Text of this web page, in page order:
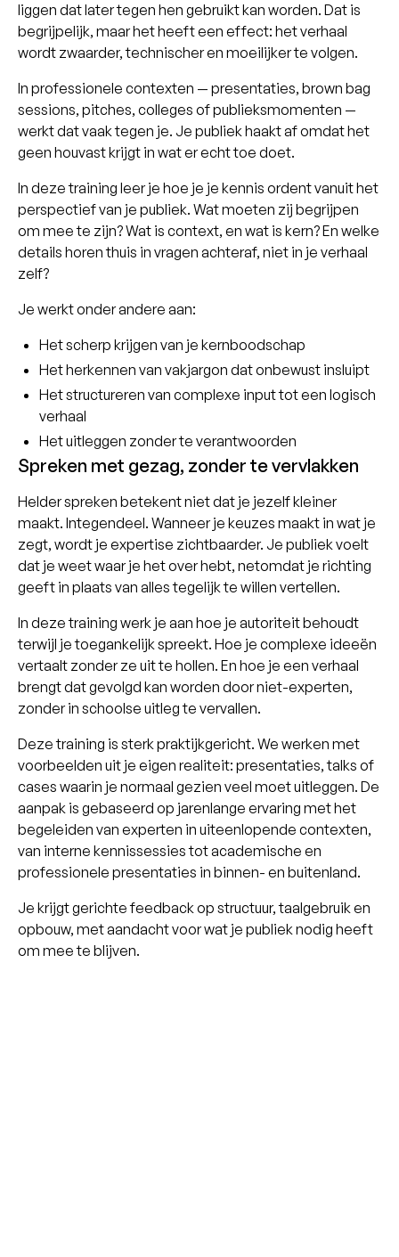
liggen dat later tegen hen gebruikt kan worden. Dat is
begrijpelijk, maar het heeft een effect: het verhaal
wordt zwaarder, technischer en moeilijker te volgen.
In professionele contexten — presentaties, brown bag
sessions, pitches, colleges of publieksmomenten —
werkt dat vaak tegen je. Je publiek haakt af omdat het
geen houvast krijgt in wat er echt toe doet.
In deze training leer je hoe je je kennis ordent vanuit het
perspectief van je publiek. Wat moeten zij begrijpen
om mee te zijn? Wat is context, en wat is kern? En welke
details horen thuis in vragen achteraf, niet in je verhaal
zelf?
Je werkt onder andere aan:
Het scherp krijgen van je kernboodschap
Het herkennen van vakjargon dat onbewust insluipt
Het structureren van complexe input tot een logisch
verhaal
Het uitleggen zonder te verantwoorden
Spreken met gezag, zonder te vervlakken
Helder spreken betekent niet dat je jezelf kleiner
maakt. Integendeel. Wanneer je keuzes maakt in wat je
zegt, wordt je expertise zichtbaarder. Je publiek voelt
dat je weet waar je het over hebt, netomdat je richting
geeft in plaats van alles tegelijk te willen vertellen.
In deze training werk je aan hoe je autoriteit behoudt
terwijl je toegankelijk spreekt. Hoe je complexe ideeën
vertaalt zonder ze uit te hollen. En hoe je een verhaal
brengt dat gevolgd kan worden door niet-experten,
zonder in schoolse uitleg te vervallen.
Deze training is sterk praktijkgericht. We werken met
voorbeelden uit je eigen realiteit: presentaties, talks of
cases waarin je normaal gezien veel moet uitleggen. De
aanpak is gebaseerd op jarenlange ervaring met het
begeleiden van experten in uiteenlopende contexten,
van interne kennissessies tot academische en
professionele presentaties in binnen- en buitenland.
Je krijgt gerichte feedback op structuur, taalgebruik en
opbouw, met aandacht voor wat je publiek nodig heeft
om mee te blijven.